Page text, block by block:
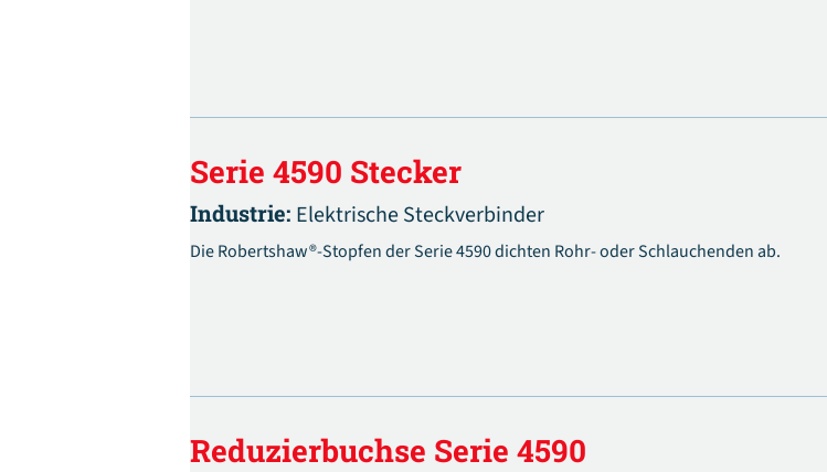
Serie 4590 Stecker
Industrie: Elektrische Steckverbinder
Die Robertshaw®-Stopfen der Serie 4590 dichten Rohr- oder Schlauchenden ab.
Reduzierbuchse Serie 4590